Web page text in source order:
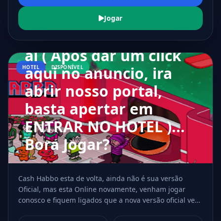
Jogar
HOTEL DISPONÍVEL
e fiquem ligados que a
nova versão oficial vem
ai ( Após dar um click
aqui no anuncio, ira
abrir nosso portal,
basta apertar em
ENTRAR NO HOTEL )...
Bora Jogar?
Cash Habbo esta de volta, ainda não é sua versão
Oficial, mas esta Online novamente, venham jogar
conosco e fiquem ligados que a nova versão oficial vem
A Grande volta do Cash